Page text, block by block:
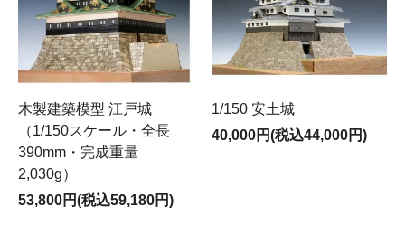
木製建築模型 江戸城
（1/150スケール・全長
390mm・完成重量
2,030g）
53,800円(税込59,180円)
1/150 安土城
40,000円(税込44,000円)